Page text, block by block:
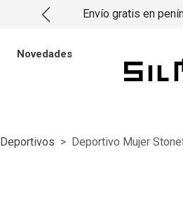
Envío gratis en
Novedades
Deportivos Deportivo Mujer